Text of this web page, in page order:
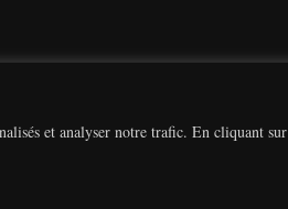
et analyser notre trafic. En cliquant sur